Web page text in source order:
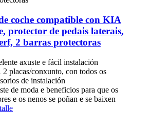
coche compatible con KIA
protector de pedais laterais,
2 barras protectoras
axuste e fácil instalación
placas/conxunto, con todos os
de instalación
de moda e beneficios para que os
e os nenos se poñan e se baixen